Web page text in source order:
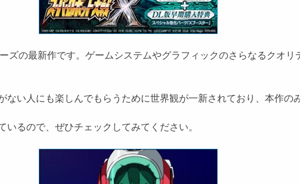
の最新作です。ゲームシステムやグラフィックのさらなるクオ
い人にも楽しんでもらうために世界観が一新されており、本作の
いるので、ぜひチェックしてみてください。